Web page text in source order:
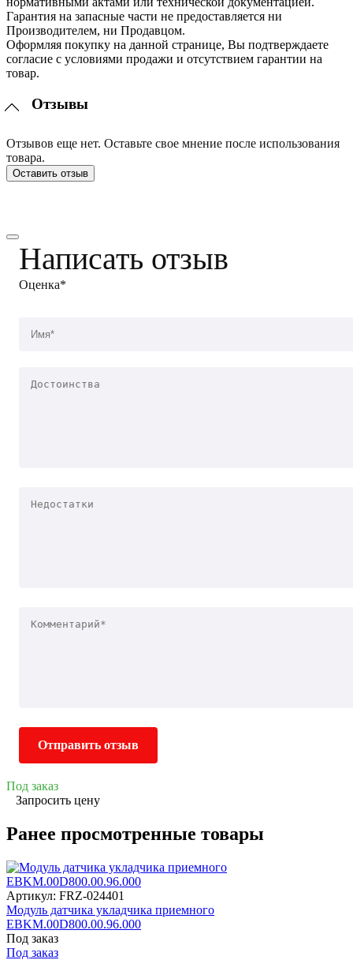
Гарантия на запасные части не предоставляется ни
Производителем, ни Продавцом.
Оформляя покупку на данной странице, Вы подтверждаете
согласие с условиями продажи и отсутствием гарантии на
товар.
Отзывы
Отзывов еще нет. Оставьте свое мнение после использования
товара.
Оставить отзыв
Написать отзыв
Оценка*
Отправить отзыв
Под заказ
Запросить цену
Ранее просмотренные товары
Артикул: FRZ-024401
Модуль датчика укладчика приемного
EBKM.00D800.00.96.000
Под заказ
Под заказ